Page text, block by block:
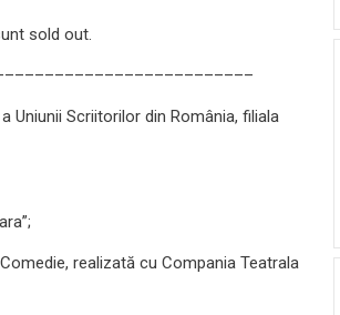
sold out.
Uniunii Scriitorilor din România, filiala
realizată cu Compania Teatrala